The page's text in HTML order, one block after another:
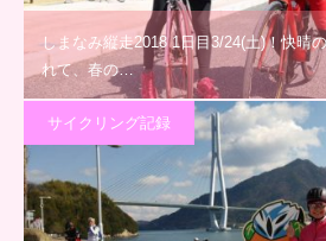
しまなみ縦走2018 1日目3/24(土)！快晴
れて、春の…
サイクリング記録